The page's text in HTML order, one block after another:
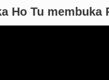
Ho Tu membuka